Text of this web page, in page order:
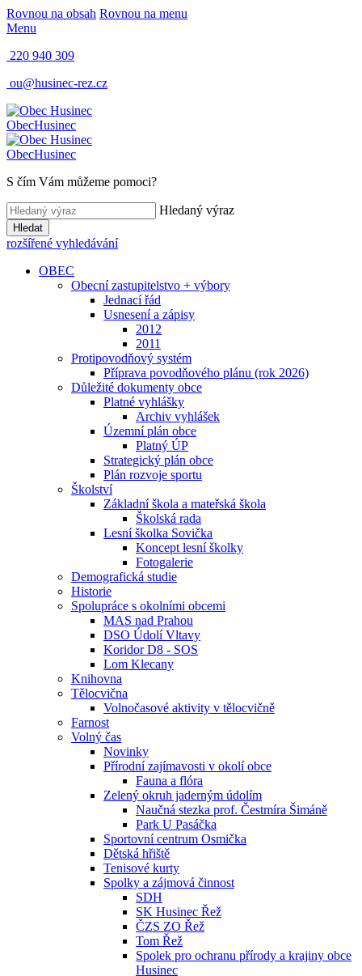
Rovnou na obsah Rovnou na menu
Menu
220 940 309
ou@husinec-rez.cz
ObecHusinec
ObecHusinec
S čím Vám můžeme pomoci?
Hledaný výraz
Hledat
rozšířené vyhledávání
OBEC
Obecní zastupitelstvo + výbory
Jednací řád
Usnesení a zápisy
2012
2011
Protipovodňový systém
Příprava povodňového plánu (rok 2026)
Důležité dokumenty obce
Platné vyhlášky
Archiv vyhlášek
Územní plán obce
Platný ÚP
Strategický plán obce
Plán rozvoje sportu
Školství
Základní škola a mateřská škola
Školská rada
Lesní školka Sovička
Koncept lesní školky
Fotogalerie
Demografická studie
Historie
Spolupráce s okolními obcemi
MAS nad Prahou
DSO Údolí Vltavy
Koridor D8 - SOS
Lom Klecany
Knihovna
Tělocvična
Volnočasové aktivity v tělocvičně
Farnost
Volný čas
Novinky
Přírodní zajímavosti v okolí obce
Fauna a flóra
Zelený okruh jaderným údolím
Naučná stezka prof. Čestmíra Šimáně
Park U Pasáčka
Sportovní centrum Osmička
Dětská hřiště
Tenisové kurty
Spolky a zájmová činnost
SDH
SK Husinec Řež
ČZS ZO Řež
Tom Řež
Spolek pro ochranu přírody a krajiny obce
Husinec